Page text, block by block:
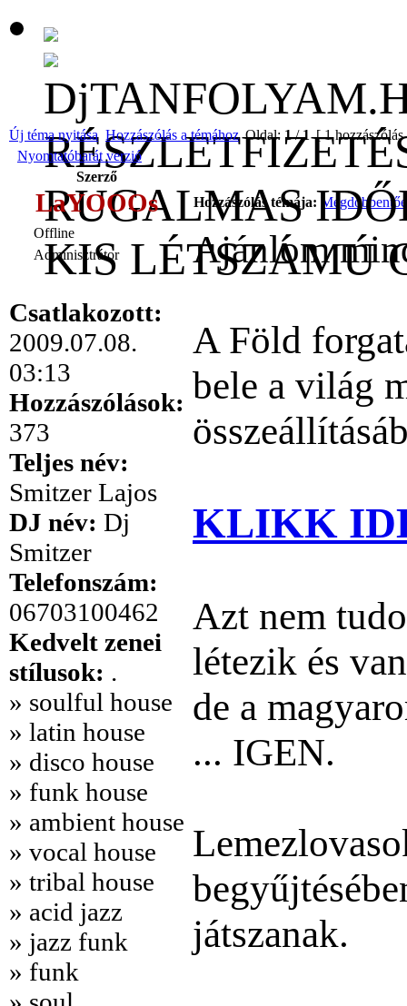
RUGALMAS
KIS LÉTSZÁMÚ
Új téma nyitása Hozzászólás a témáhozOldal: 1/1 [ 1
Nyomtatóbarát verzió
Szerző
LaYOOOs Hozzászólás témája:
Offline
Adminisztrátor
Csatlakozott:
2009.07.08.
03:13
Hozzászólások:
373
Teljes név:
Smitzer Lajos
DJ név: Dj
Smitzer
Telefonszám:
06703100462
Kedvelt zenei
stílusok: .
» soulful house
» latin house
» disco house
» funk house
» ambient house
» vocal house
» tribal house
» acid jazz
» jazz funk
» funk
Ajánlom
A Föld
bele a világ
KLIKK
Azt nem
létezik és
de a
... IGEN.
játszanak.